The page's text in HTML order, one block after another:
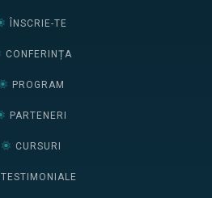
ÎNSCRIE-TE
CONFERINȚA
PROGRAM
PARTENERI
CURSURI
TESTIMONIALE